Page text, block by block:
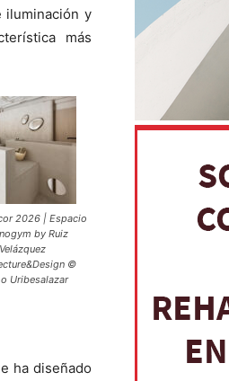
iluminación y
más
2026 | Espacio
by Ruiz
Velázquez
©
Uribesalazar
ha diseñado